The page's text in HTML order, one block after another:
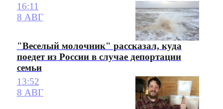
16:11
8 АВГ
"Веселый молочник" рассказал, куда
поедет из России в случае депортации
семьи
13:52
8 АВГ